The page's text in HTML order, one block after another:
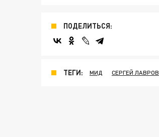
ПОДЕЛИТЬСЯ:
ТЕГИ: МИД СЕРГЕЙ ЛАВРОВ